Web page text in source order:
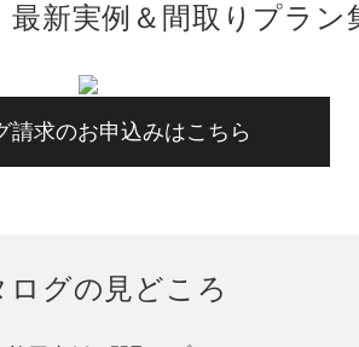
新実例＆間取りプラン
請求のお申込みはこちら
ログの見どころ